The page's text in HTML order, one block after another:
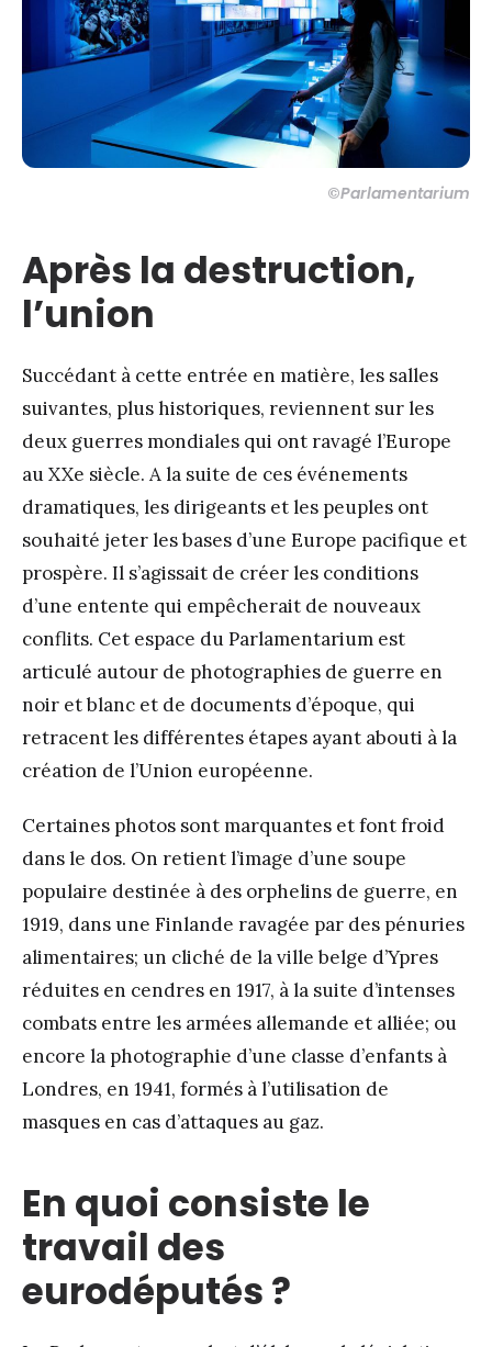
©Parlamentarium
Après la destruction,
l’union
Succédant à cette entrée en matière, les salles
suivantes, plus historiques, reviennent sur les
deux guerres mondiales qui ont ravagé l’Europe
au XXe siècle. A la suite de ces événements
dramatiques, les dirigeants et les peuples ont
souhaité jeter les bases d’une Europe pacifique et
prospère. Il s’agissait de créer les conditions
d’une entente qui empêcherait de nouveaux
conflits. Cet espace du Parlamentarium est
articulé autour de photographies de guerre en
noir et blanc et de documents d’époque, qui
retracent les différentes étapes ayant abouti à la
création de l’Union européenne.
Certaines photos sont marquantes et font froid
dans le dos. On retient l’image d’une soupe
populaire destinée à des orphelins de guerre, en
1919, dans une Finlande ravagée par des pénuries
alimentaires; un cliché de la ville belge d’Ypres
réduites en cendres en 1917, à la suite d’intenses
combats entre les armées allemande et alliée; ou
encore la photographie d’une classe d’enfants à
Londres, en 1941, formés à l’utilisation de
masques en cas d’attaques au gaz.
En quoi consiste le
travail des
eurodéputés ?